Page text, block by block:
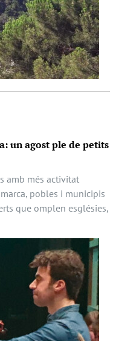
un agost ple de petits
amb més activitat
pobles i municipis
que omplen esglésies,